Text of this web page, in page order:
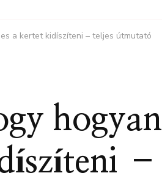
a kertet kidíszíteni – teljes útmutató
hogyan
–